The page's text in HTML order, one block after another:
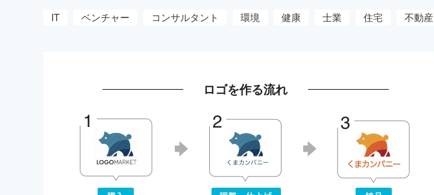
IT ベンチャー コンサルタント 環境 健康 士業 住宅 不動産
ロゴを作る流れ